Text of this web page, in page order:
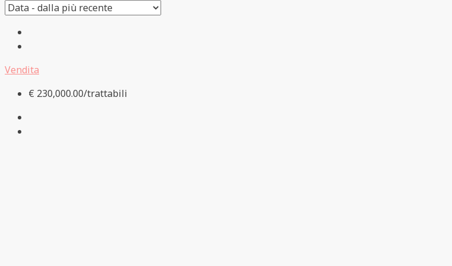
Vendita
€ 230,000.00/trattabili